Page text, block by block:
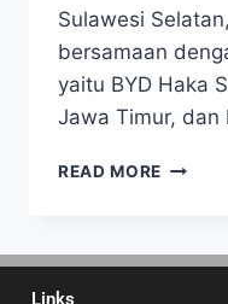
Sulawesi
bersamaan
yaitu BYD Haka
Jawa Timur, dan
READ MORE
Links